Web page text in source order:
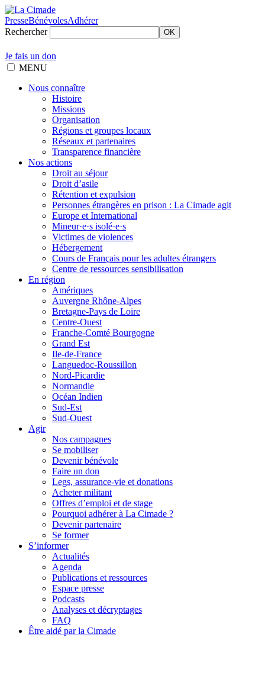
PresseBénévolesAdhérer
Rechercher
OK
Je fais un don
MENU
Nous connaître
Histoire
Missions
Organisation
Régions et groupes locaux
Réseaux et partenaires
Transparence financière
Nos actions
Droit au séjour
Droit d’asile
Rétention et expulsion
Personnes étrangères en prison : La Cimade agit
Europe et International
Mineur·e·s isolé·e·s
Victimes de violences
Hébergement
Cours de Français pour les adultes étrangers
Centre de ressources sensibilisation
En région
Amériques
Auvergne Rhône-Alpes
Bretagne-Pays de Loire
Centre-Ouest
Franche-Comté Bourgogne
Grand Est
Ile-de-France
Languedoc-Roussillon
Nord-Picardie
Normandie
Océan Indien
Sud-Est
Sud-Ouest
Agir
Nos campagnes
Se mobiliser
Devenir bénévole
Faire un don
Legs, assurance-vie et donations
Acheter militant
Offres d’emploi et de stage
Pourquoi adhérer à La Cimade ?
Devenir partenaire
Se former
S’informer
Actualités
Agenda
Publications et ressources
Espace presse
Podcasts
Analyses et décryptages
FAQ
Être aidé par la Cimade